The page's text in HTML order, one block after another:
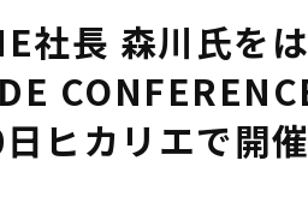
社長 森川氏を
ヒカリエで開催